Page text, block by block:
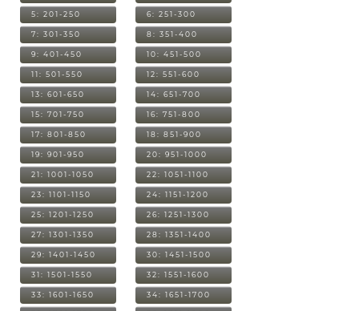
5: 201-250 6: 251-300
7: 301-350 8: 351-400
9: 401-450 10: 451-500
11: 501-550 12: 551-600
13: 601-650 14: 651-700
15: 701-750 16: 751-800
17: 801-850 18: 851-900
19: 901-950 20: 951-1000
21: 1001-1050 22: 1051-1100
23: 1101-1150 24: 1151-1200
25: 1201-1250 26: 1251-1300
27: 1301-1350 28: 1351-1400
29: 1401-1450 30: 1451-1500
31: 1501-1550 32: 1551-1600
33: 1601-1650 34: 1651-1700